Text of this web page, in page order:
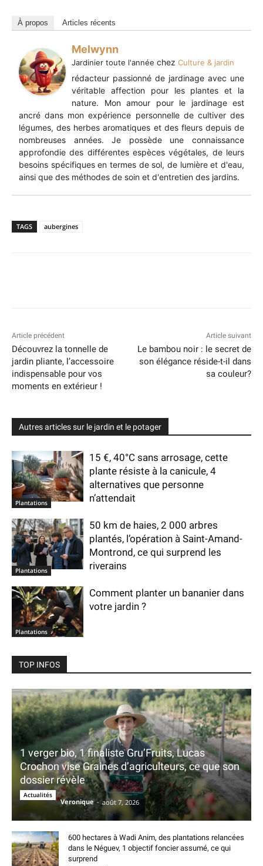
À propos Articles récents
Melwynn
Jardinier toute l'année chez Culture & jardin
rédacteur passionné de jardinage avec une
véritable affection pour les plantes et la
nature. Mon amour pour le jardinage est
ancré dans mon expérience personnelle de cultiver des
légumes, des herbes aromatiques et des fleurs depuis de
nombreuses années. Je possède une connaissance
approfondie des différentes espèces végétales, de leurs
besoins spécifiques en termes de sol, de lumière et d'eau,
ainsi que des méthodes de soin et d'entretien des jardins.
TAGS aubergines
Article précédent
Découvrez la tonnelle de
jardin pliante, l’accessoire
indispensable pour vos
moments en extérieur !
Article suivant
Le bambou noir : le secret de
son élégance réside-t-il dans
sa couleur?
Autres articles sur le jardin et le potager
Plantations
15 €, 40°C sans arrosage, cette
plante résiste à la canicule, 4
alternatives que personne
n’attendait
Plantations
50 km de haies, 2 000 arbres
plantés, l’opération à Saint-Amand-
Montrond, ce qui surprend les
riverains
Plantations
Comment planter un bananier dans
votre jardin ?
TOP INFOS
1 verger bio, 1 finaliste Gru’Fruits, Lucas
Crochon vise Graines d’agriculteurs, ce que son
dossier révèle
Actualités
Veronique - août 7, 2026
600 hectares à Wadi Anim, des plantations relancées
dans le Néguev, 1 objectif foncier assumé, ce qui
surprend